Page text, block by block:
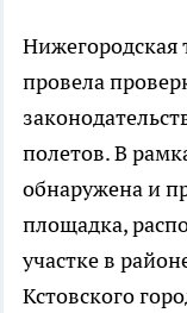
Нижегородская
провела
полетов. В
обнаружена и
площадка,
участке в
Кстовского